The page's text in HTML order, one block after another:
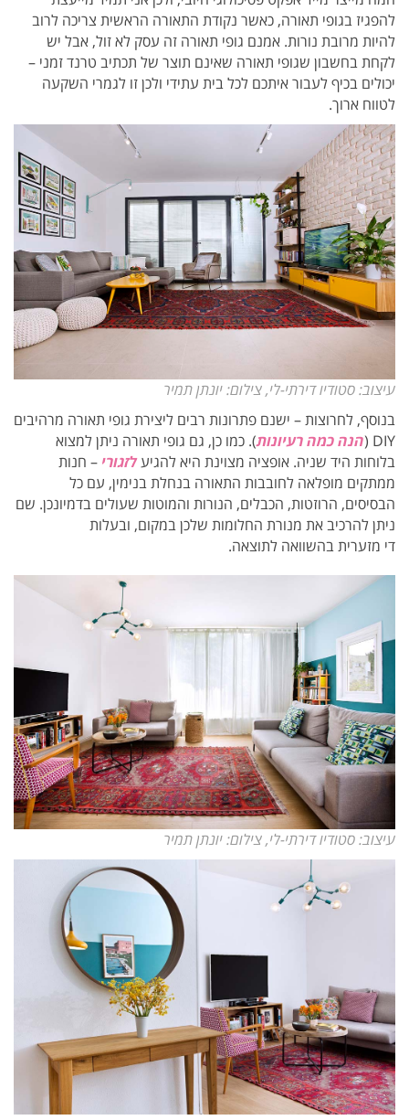
להפגיז בגופי תאורה, כאשר נקודת התאורה הראשית צריכה לרוב
להיות מרובת נורות. אמנם גופי תאורה זה עסק לא זול, אבל יש
לקחת בחשבון שגופי תאורה שאינם תוצר של תכתיב טרנד זמני –
יכולים בכיף לעבור איתכם לכל בית עתידי ולכן זו לגמרי השקעה
לטווח ארוך.
עיצוב: סטודיו דירתי-לי, צילום: יונתן תמיר
בנוסף, לחרוצות – ישנם פתרונות רבים ליצירת גופי תאורה מרהיבים
DIY ( הנה כמה רעיונות). כמו כן, גם גופי תאורה ניתן למצוא
בלוחות היד שניה. אופציה מצוינת היא להגיעלזגורי – חנות
ממתקים מופלאה לחובבות התאורה בנחלת בנימין, עם כל
הבסיסים, הרוזטות, הכבלים, הנורות והמוטות שעולים בדמיונכן. שם
ניתן להרכיב את מנורת החלומות שלכן במקום, ובעלות
די מזערית בהשוואה לתוצאה.
עיצוב: סטודיו דירתי-לי, צילום: יונתן תמיר